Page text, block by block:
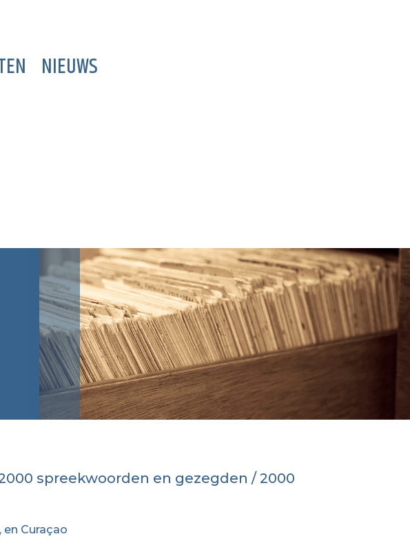
NIEUWS
spreekwoorden en gezegden / 2000
en Curaçao